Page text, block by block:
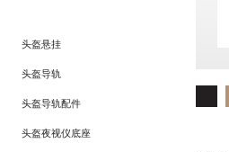
头盔悬挂
头盔导轨
头盔导轨配件
头盔夜视仪底座